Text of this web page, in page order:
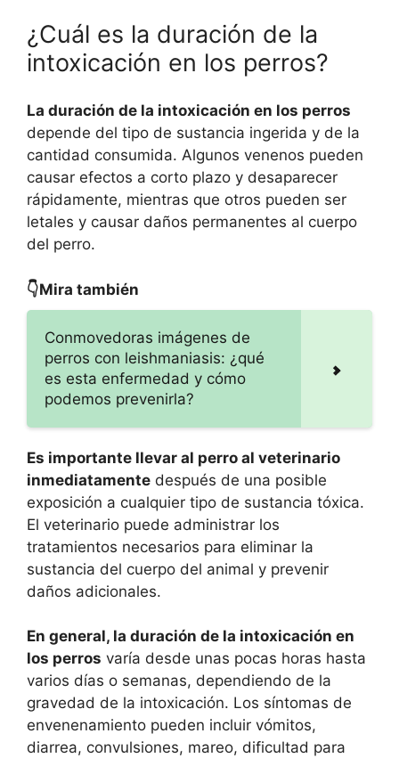
¿Cuál es la duración de la
intoxicación en los perros?
La duración de la intoxicación en los perros
depende del tipo de sustancia ingerida y de la
cantidad consumida. Algunos venenos pueden
causar efectos a corto plazo y desaparecer
rápidamente, mientras que otros pueden ser
letales y causar daños permanentes al cuerpo
del perro.
👇Mira también
Conmovedoras imágenes de
perros con leishmaniasis: ¿qué
es esta enfermedad y cómo
podemos prevenirla?
Es importante llevar al perro al veterinario
inmediatamente después de una posible
exposición a cualquier tipo de sustancia tóxica.
El veterinario puede administrar los
tratamientos necesarios para eliminar la
sustancia del cuerpo del animal y prevenir
daños adicionales.
En general, la duración de la intoxicación en
los perros varía desde unas pocas horas hasta
varios días o semanas, dependiendo de la
gravedad de la intoxicación. Los síntomas de
envenenamiento pueden incluir vómitos,
diarrea, convulsiones, mareo, dificultad para